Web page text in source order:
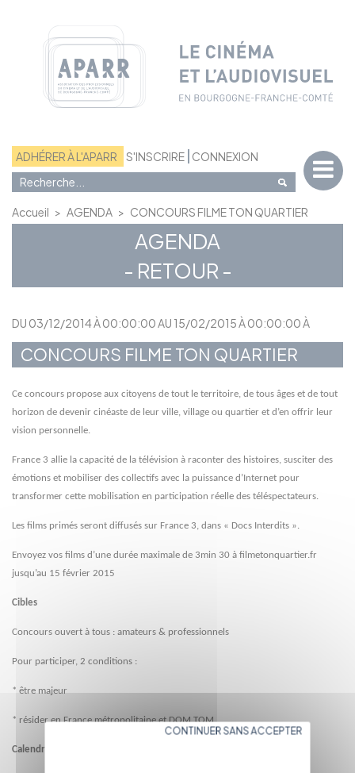
ADHÉRER À L'APARR S'INSCRIRE CONNEXION
Accueil > AGENDA > CONCOURS FILME TON QUARTIER
AGENDA
- RETOUR -
DU 03/12/2014 À 00:00:00 AU 15/02/2015 À 00:00:00 À
CONCOURS FILME TON QUARTIER
Ce concours propose aux citoyens de tout le territoire, de tous âges et de tout
horizon de devenir cinéaste de leur ville, village ou quartier et d’en offrir leur
vision personnelle.
France 3 allie la capacité de la télévision à raconter des histoires, susciter des
émotions et mobiliser des collectifs avec la puissance d’Internet pour
transformer cette mobilisation en participation réelle des téléspectateurs.
Les films primés seront diffusés sur France 3, dans « Docs Interdits ».
Envoyez vos films d’une durée maximale de 3min 30 à filmetonquartier.fr
jusqu’au 15 février 2015
Cibles
Concours ouvert à tous : amateurs & professionnels
Pour participer, 2 conditions :
* être majeur
* résider en France métropolitaine et DOM TOM
Calendrier
CONTINUER SANS ACCEPTER